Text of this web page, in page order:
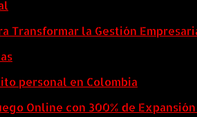
Transformar la Gestión
personal en Colombia
Online con 300% de